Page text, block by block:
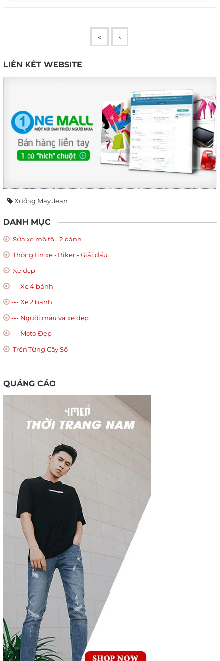
« ‹
LIÊN KẾT WEBSITE
Xưởng May Jean
DANH MỤC
Sửa xe mô tô - 2 bánh
Thông tin xe - Biker - Giải đấu
Xe đẹp
--- Xe 4 bánh
--- Xe 2 bánh
--- Người mẫu và xe đẹp
--- Moto Đẹp
Trên Từng Cây Số
QUẢNG CÁO